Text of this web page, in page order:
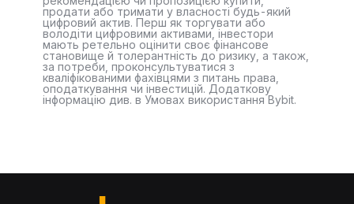
продати або тримати у власності будь-який
цифровий актив. Перш як торгувати або
володіти цифровими активами, інвестори
мають ретельно оцінити своє фінансове
становище й толерантність до ризику, а також,
за потреби, проконсультуватися з
кваліфікованими фахівцями з питань права,
оподаткування чи інвестицій. Додаткову
інформацію див. в Умовах використання Bybit.